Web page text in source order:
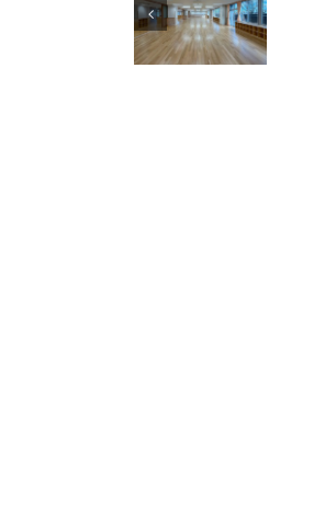
給付型の大学
生等奨学金受
付中